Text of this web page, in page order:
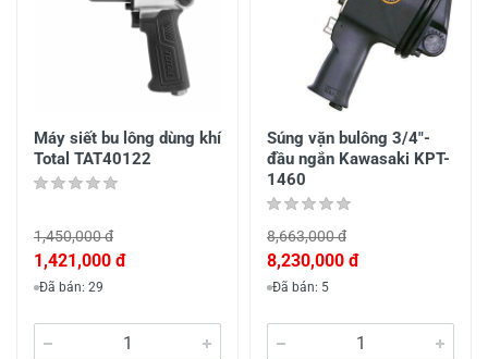
Máy siết bu lông dùng khí
Total TAT40122
1,450,000 đ
1,421,000 đ
Đã bán: 29
Súng vặn bulông 3/4"-
đầu ngắn Kawasaki KPT-
1460
8,663,000 đ
8,230,000 đ
Đã bán: 5